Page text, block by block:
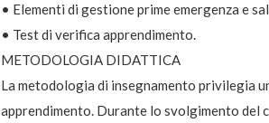
• Elementi di gestione prime emergenza e
• Test di verifica apprendimento.
METODOLOGIA DIDATTICA
La metodologia di insegnamento privilegia
apprendimento. Durante lo svolgimento del